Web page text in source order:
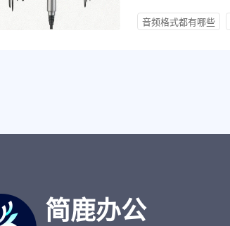
音频格式都有哪些
简鹿办公